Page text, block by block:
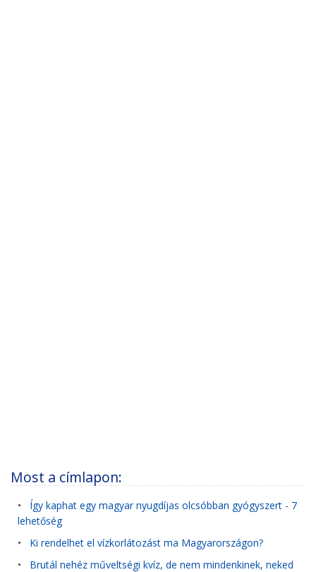
Most a címlapon:
• Így kaphat egy magyar nyugdíjas olcsóbban gyógyszert - 7
lehetőség
• Ki rendelhet el vízkorlátozást ma Magyarországon?
• Brutál nehéz műveltségi kvíz, de nem mindenkinek, neked